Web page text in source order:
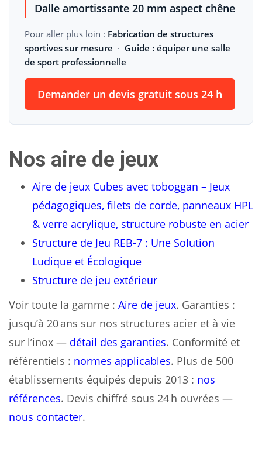
Dalle amortissante 20 mm aspect chêne
Pour aller plus loin : Fabrication de structures
sportives sur mesure · Guide : équiper une salle
de sport professionnelle
Demander un devis gratuit sous 24 h
Nos aire de jeux
Aire de jeux Cubes avec toboggan – Jeux
pédagogiques, filets de corde, panneaux HPL
& verre acrylique, structure robuste en acier
Structure de Jeu REB-7 : Une Solution
Ludique et Écologique
Structure de jeu extérieur
Voir toute la gamme : Aire de jeux. Garanties :
jusqu’à 20 ans sur nos structures acier et à vie
sur l’inox — détail des garanties. Conformité et
référentiels : normes applicables. Plus de 500
établissements équipés depuis 2013 : nos
références. Devis chiffré sous 24 h ouvrées —
nous contacter.